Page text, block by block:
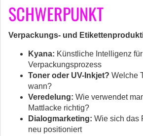
SCHWERPUNKT
Verpackungs- und
Kyana: Künstliche Intelligenz
Verpackungsprozess
Toner oder UV-Inkjet? Welche
wann?
Veredelung: Wie verwendet
Mattlacke richtig?
Dialogmarketing: Wie sich das
neu positioniert